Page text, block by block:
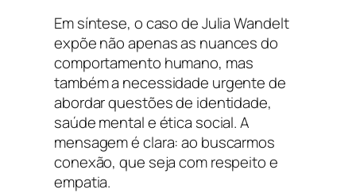
Em síntese, o caso de Julia Wandelt
expõe não apenas as nuances do
comportamento humano, mas
também a necessidade urgente de
abordar questões de identidade,
saúde mental e ética social. A
mensagem é clara: ao buscarmos
conexão, que seja com respeito e
empatia.